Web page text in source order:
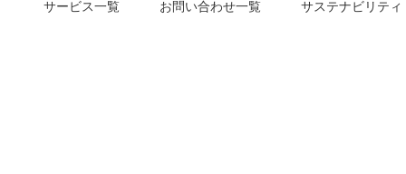
サービス一覧 お問い合わせ一覧 サステナビリティ